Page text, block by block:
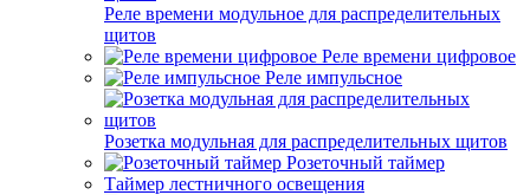
Реле времени модульное для распределительных
щитов
Реле времени цифровое
Реле импульсное
Розетка модульная для распределительных щитов
Розеточный таймер
Таймер лестничного освещения